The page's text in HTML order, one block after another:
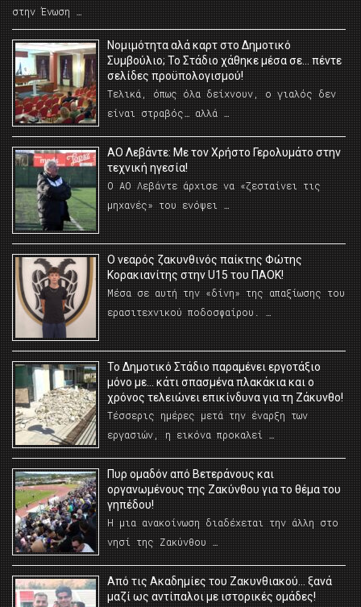
στην Ένωση …
Νομιμότητα αλά καρτ στο Δημοτικό
Συμβούλιο; Το Στάδιο χάθηκε μέσα σε… πέντε
σελίδες προϋπολογισμού!
Τελικά, όπως όλα δείχνουν, ο γιαλός δεν
είναι στραβός… αλλά …
ΑΟ Λεβάντε: Με τον Χρήστο Γερολυμάτο στην
τεχνική ηγεσία!
Ο ΑΟ Λεβάντε άρχισε να «ζεσταίνει τις
μηχανές» του ενόψει …
O νεαρός ζακυνθινός παίκτης Φώτης
Κορακιανίτης στην U15 του ΠΑΟΚ!
Μέσα σε αυτή την «δίνη» της απαξίωσης του
ερασιτεχνικού ποδοσφαίρου. …
Το Δημοτικό Στάδιο παραμένει εργοτάξιο
μόνο με… κάτι σπασμένα πλακάκια και ο
χρόνος τελειώνει επικίνδυνα για τη Ζάκυνθο!
Τέσσερις ημέρες μετά την έναρξη των
εργασιών, η εικόνα προκαλεί …
Πυρ ομαδόν από Βετεράνους και
οργανωμένους της Ζακύνθου για το θέμα του
γηπέδου!
Η μια ανακοίνωση διαδέχεται την άλλη στο
νησί της Ζακύνθου …
Από τις Ακαδημίες του Ζακυνθιακού… ξανά
μαζί ως αντίπαλοι με ιστορικές ομάδες!